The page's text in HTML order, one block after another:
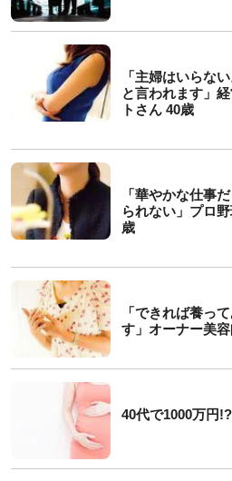
「主婦はいらな
と言われます」
トさん 40歳
「華やかな仕事
られない」プロ
歳
「できれば養っ
す」オーナー美
40代で1000万円